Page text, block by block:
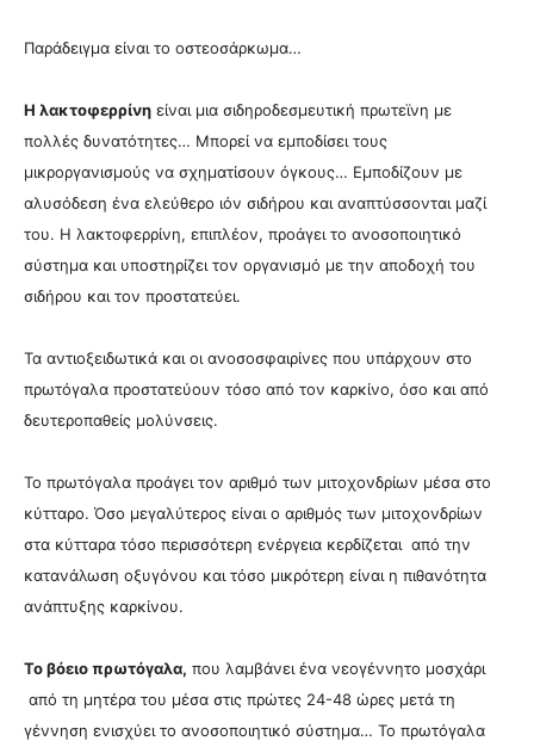
Παράδειγμα είναι το οστεοσάρκωμα…
Η λακτοφερρίνη είναι μια σιδηροδεσμευτική πρωτεϊνη με
πολλές δυνατότητες… Μπορεί να εμποδίσει τους
μικροργανισμούς να σχηματίσουν όγκους… Εμποδίζουν με
αλυσόδεση ένα ελεύθερο ιόν σιδήρου και αναπτύσσονται μαζί
του. Η λακτοφερρίνη, επιπλέον, προάγει το ανοσοποιητικό
σύστημα και υποστηρίζει τον οργανισμό με την αποδοχή του
σιδήρου και τον προστατεύει.
Τα αντιοξειδωτικά και οι ανοσοσφαιρίνες που υπάρχουν στο
πρωτόγαλα προστατεύουν τόσο από τον καρκίνο, όσο και από
δευτεροπαθείς μολύνσεις.
Το πρωτόγαλα προάγει τον αριθμό των μιτοχονδρίων μέσα στο
κύτταρο. Όσο μεγαλύτερος είναι ο αριθμός των μιτοχονδρίων
στα κύτταρα τόσο περισσότερη ενέργεια κερδίζεται από την
κατανάλωση οξυγόνου και τόσο μικρότερη είναι η πιθανότητα
ανάπτυξης καρκίνου.
Το βόειο πρωτόγαλα, που λαμβάνει ένα νεογέννητο μοσχάρι
από τη μητέρα του μέσα στις πρώτες 24-48 ώρες μετά τη
γέννηση ενισχύει το ανοσοποιητικό σύστημα… Το πρωτόγαλα